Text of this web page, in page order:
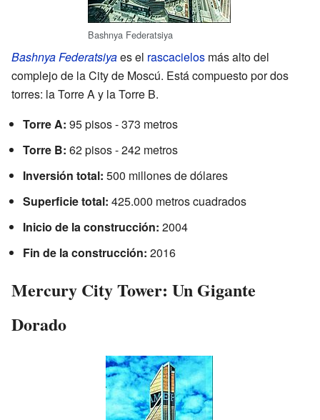
Bashnya Federatsiya
Bashnya Federatsiyaes el rascacielos más alto del
complejo de la City de Moscú. Está compuesto por dos
torres: la Torre A y la Torre B.
Torre A: 95 pisos - 373 metros
Torre B: 62 pisos - 242 metros
Inversión total: 500 millones de dólares
Superficie total: 425.000 metros cuadrados
Inicio de la construcción: 2004
Fin de la construcción: 2016
Mercury City Tower: Un Gigante
Dorado